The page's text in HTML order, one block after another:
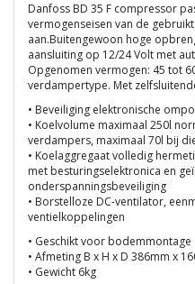
Danfoss BD 35 F compressor
vermogenseisen van de
aan.Buitengewoon hoge
aansluiting op 12/24 Volt met
Opgenomen vermogen: 45 tot
verdampertype. Met
• Beveiliging elektronische
• Koelvolume maximaal 250l
verdampers, maximaal 70l bij
• Koelaggregaat volledig
met besturingselektronica en
onderspanningsbeveiliging
• Borstelloze DC-ventilator,
ventielkoppelingen
• Geschikt voor bodemmontage
• Afmeting B x H x D 386mm x
• Gewicht 6kg